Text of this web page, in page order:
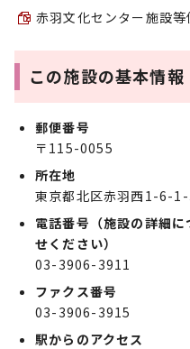
赤羽文化センター施設
この施設の基本情報
郵便番号
〒115-0055
所在地
東京都北区赤羽西1-6-
電話番号（施設の詳細
せください）
03-3906-3911
ファクス番号
03-3906-3915
駅からのアクセス